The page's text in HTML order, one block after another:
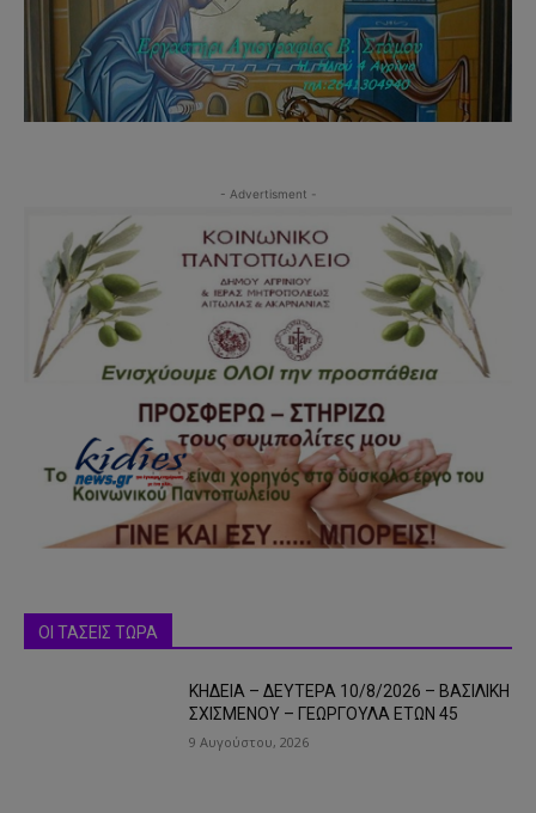
- Advertisment -
ΟΙ ΤΑΣΕΙΣ ΤΩΡΑ
ΚΗΔΕΙΑ – ΔΕΥΤΕΡΑ 10/8/2026 – ΒΑΣΙΛΙΚΗ
ΣΧΙΣΜΕΝΟΥ – ΓΕΩΡΓΟΥΛΑ ΕΤΩΝ 45
9 Αυγούστου, 2026